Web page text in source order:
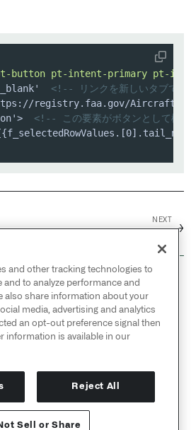
button pt-intent-primary pt-icon-
<!-- リンクを新しいタブで
registry.faa.gov/
<!-- この要素がボタンとして機
NEXT
→
Inc. All rights
My Personal Information
and other tracking technologies to
and to analyze performance and
also share information about your
media, advertising and analytics
an opt-out preference signal then
information is available in our
Reject All
Sell or Share